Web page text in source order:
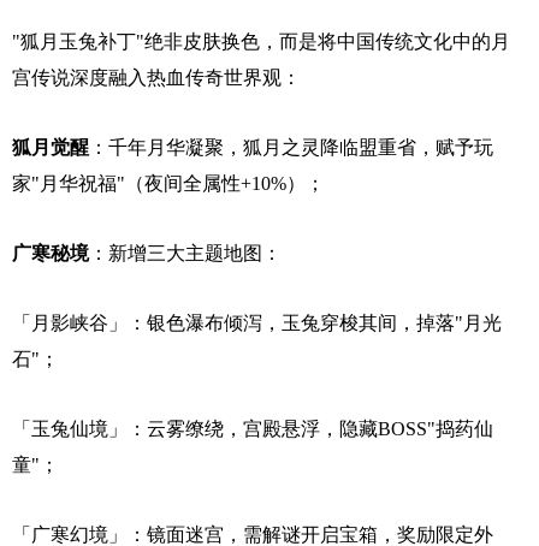
"狐月玉兔补丁"绝非皮肤换色，而是将中国传统文化中的月
宫传说深度融入热血传奇世界观：
狐月觉醒 ：千年月华凝聚，狐月之灵降临盟重省，赋予玩
家"月华祝福"（夜间全属性+10%）；
广寒秘境：新增三大主题地图：
「月影峡谷」：银色瀑布倾泻，玉兔穿梭其间，掉落"月光
石"；
「玉兔仙境」：云雾缭绕，宫殿悬浮，隐藏BOSS"捣药仙
童"；
「广寒幻境」：镜面迷宫，需解谜开启宝箱，奖励限定外